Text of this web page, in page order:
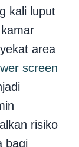
kali luput
area
screen
risiko
bagi